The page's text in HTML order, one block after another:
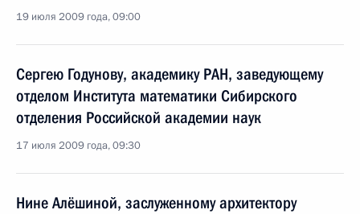
19 июля 2009 года, 09:00
Сергею Годунову, академику РАН, заведующему
отделом Института математики Сибирского
отделения Российской академии наук
17 июля 2009 года, 09:30
Нине Алёшиной, заслуженному архитектору